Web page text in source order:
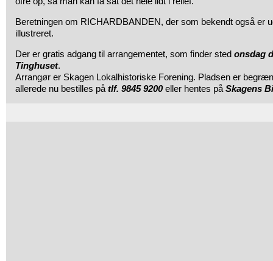
Beretningen om RICHARDBANDEN, der som bekendt også er
illustreret.
Der er gratis adgang til arrangementet, som finder sted onsdag
Tinghuset.
Arrangør er Skagen Lokalhistoriske Forening. Pladsen er
allerede nu bestilles på tlf. 9845 9200eller hentes på Skagens